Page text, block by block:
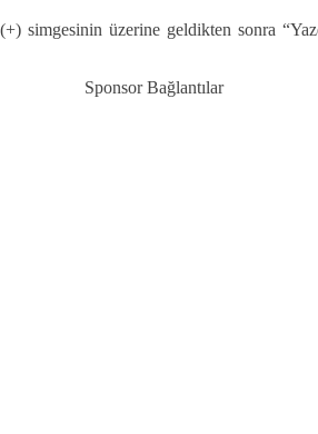
üzerine geldikten sonra
Sponsor Bağlantılar